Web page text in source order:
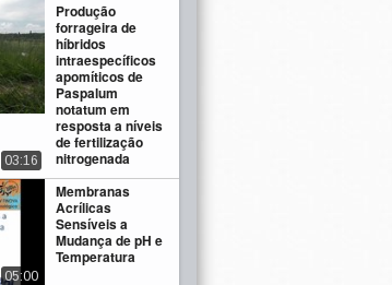
Produção
forrageira de
híbridos
intraespecíficos
apomíticos de
Paspalum
notatum em
resposta a níveis
de fertilização
nitrogenada
03:16
Membranas
Acrílicas
Sensíveis a
Mudança de pH e
Temperatura
05:00